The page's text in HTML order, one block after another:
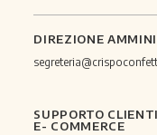
DIREZIONE
SUPPORTO CLIENTI
E- COMMERCE